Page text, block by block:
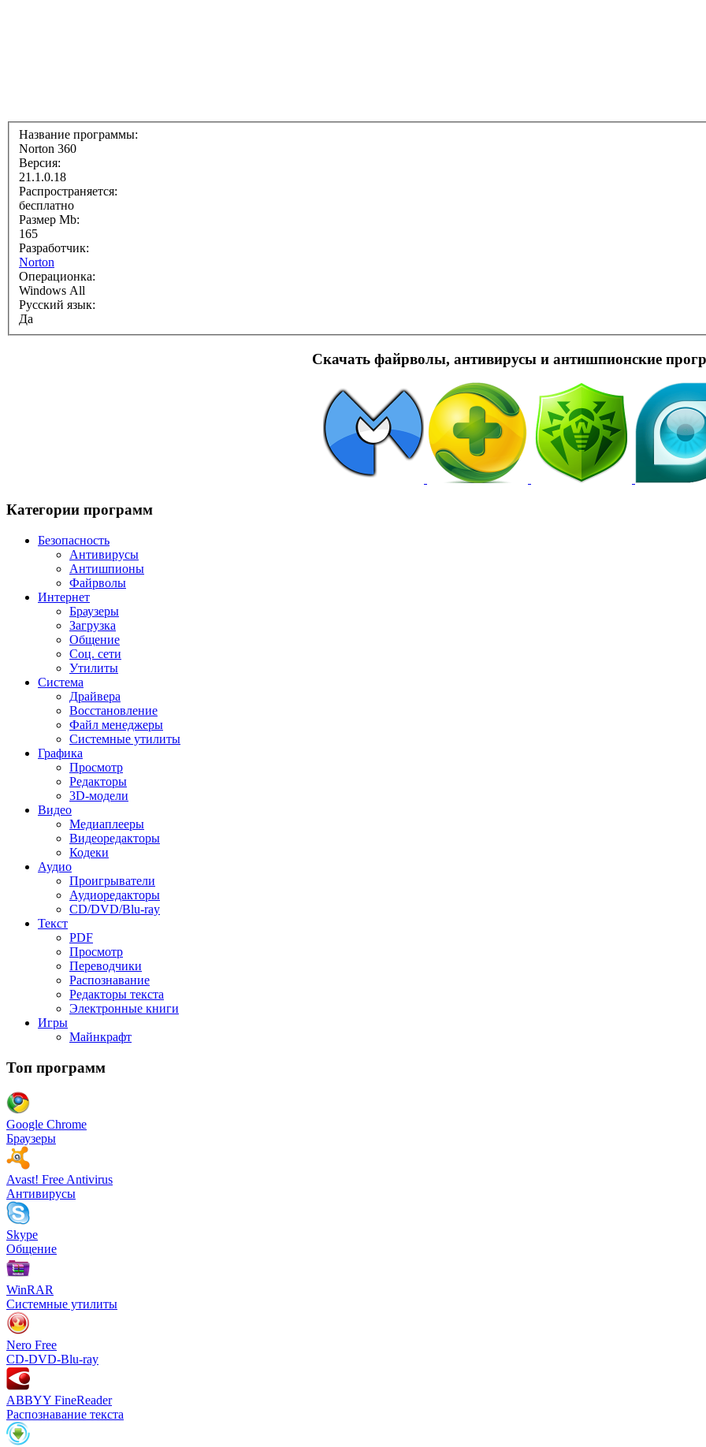
Название программы:
Norton 360
Версия:
21.1.0.18
Распространяется:
бесплатно
Размер Mb:
165
Разработчик:
Norton
Операционка:
Windows All
Русский язык:
Да
Скачать файрволы, антивирусы и антишпионские
Категории программ
Безопасность
Антивирусы
Антишпионы
Файрволы
Интернет
Браузеры
Загрузка
Общение
Соц. сети
Утилиты
Система
Драйвера
Восстановление
Файл менеджеры
Системные утилиты
Графика
Просмотр
Редакторы
3D-модели
Видео
Медиаплееры
Видеоредакторы
Кодеки
Аудио
Проигрыватели
Аудиоредакторы
CD/DVD/Blu-ray
Текст
PDF
Просмотр
Переводчики
Распознавание
Редакторы текста
Электронные книги
Игры
Майнкрафт
Топ программ
Google Chrome
Браузеры
Avast! Free Antivirus
Антивирусы
Skype
Общение
WinRAR
Системные утилиты
Nero Free
CD-DVD-Blu-ray
ABBYY FineReader
Распознавание текста